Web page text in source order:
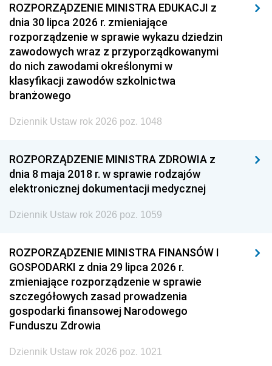
ROZPORZĄDZENIE MINISTRA EDUKACJI z
dnia 30 lipca 2026 r. zmieniające
rozporządzenie w sprawie wykazu dziedzin
zawodowych wraz z przyporządkowanymi
do nich zawodami określonymi w
klasyfikacji zawodów szkolnictwa
branżowego
Dziennik Ustaw rok 2026 poz. 1048
ROZPORZĄDZENIE MINISTRA ZDROWIA z
dnia 8 maja 2018 r. w sprawie rodzajów
elektronicznej dokumentacji medycznej
Dziennik Ustaw rok 2026 poz. 1059
ROZPORZĄDZENIE MINISTRA FINANSÓW I
GOSPODARKI z dnia 29 lipca 2026 r.
zmieniające rozporządzenie w sprawie
szczegółowych zasad prowadzenia
gospodarki finansowej Narodowego
Funduszu Zdrowia
Dziennik Ustaw rok 2026 poz. 1021